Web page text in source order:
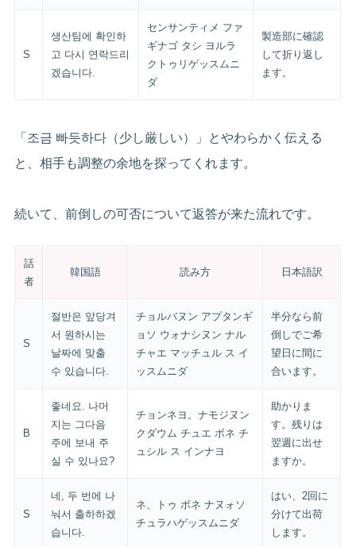
S
생산팀에 확인하
고 다시 연락드리
겠습니다.
センサンティメ ファ
ギナゴ タシ ヨルラ
クトゥリゲッスムニ
ダ
製造部に確認
して折り返し
ます。
「조금 빠듯하다（少し厳しい）」とやわらかく伝える
と、相手も調整の余地を探ってくれます。
続いて、前倒しの可否について返答が来た流れです。
話
者
韓国語 読み方 日本語訳
S
절반은 앞당겨
서 원하시는
날짜에 맞출
수 있습니다.
チョルバヌン アプタンギ
ョソ ウォナシヌン ナル
チャエ マッチュル ス イ
ッスムニダ
半分なら前
倒しでご希
望日に間に
合います。
B
좋네요. 나머
지는 그다음
주에 보내 주
실 수 있나요?
チョンネヨ。ナモジヌン
クダウム チュエ ボネ チ
ュシル ス インナヨ
助かりま
す。残りは
翌週に出せ
ますか。
S
네, 두 번에 나
눠서 출하하겠
습니다.
ネ、トゥ ボネ ナヌォソ
チュラハゲッスムニダ
はい、2回に
分けて出荷
します。